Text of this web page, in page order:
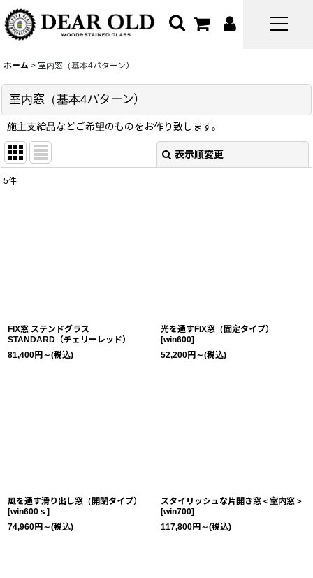
ホーム > 室内窓（基本4パターン）
室内窓（基本4パターン）
施主支給品などご希望のものをお作り致します。
表示順変更
絞り込む
5件
FIX窓 ステンドグラス
STANDARD（チェリーレッド）
81,400円 ～(税込)
光を通すFIX窓（固定タイプ）
[win600]
52,200円 ～(税込)
風を通す滑り出し窓（開閉タイプ）
[win600ｓ ]
74,960円 ～(税込)
スタイリッシュな片開き窓＜室内窓＞
[win700]
117,800円 ～(税込)